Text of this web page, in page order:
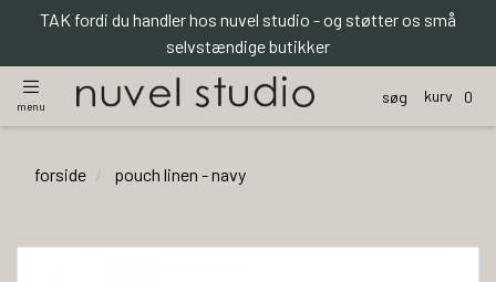
TAK fordi du handler hos nuvel studio - og støtter os små
selvstændige butikker
menu
søg kurv 0
forside pouch linen - navy